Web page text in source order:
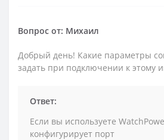
Вопрос от: Михаил
Добрый день! Какие параметры
задать при подключении к этому
Ответ:
Если вы используете
конфигурирует порт